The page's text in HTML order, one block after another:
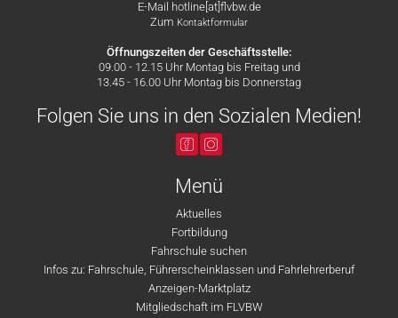
E-Mail hotline[at]flvbw.de
Zum Kontaktformular
Öffnungszeiten der Geschäftsstelle:
09.00 - 12.15 Uhr Montag bis Freitag und
13.45 - 16.00 Uhr Montag bis Donnerstag
Folgen Sie uns in den Sozialen Medien!
Menü
Aktuelles
Fortbildung
Fahrschule suchen
Infos zu: Fahrschule, Führerscheinklassen und Fahrlehrerberuf
Anzeigen-Marktplatz
Mitgliedschaft im FLVBW